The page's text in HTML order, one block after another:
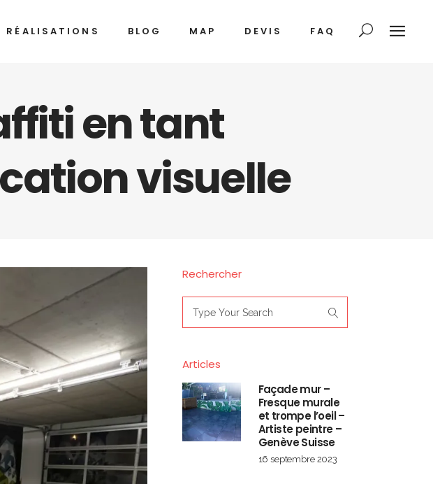
RÉALISATIONS BLOG MAP DEVIS FAQ
en tant
visuelle
Rechercher
for:
Articles
Façade mur –
Fresque murale
et trompe l’oeil –
Artiste peintre –
Genève Suisse
16 septembre 2023